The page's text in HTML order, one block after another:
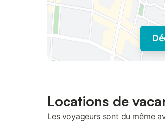
Locations de
Les voyageurs sont du même